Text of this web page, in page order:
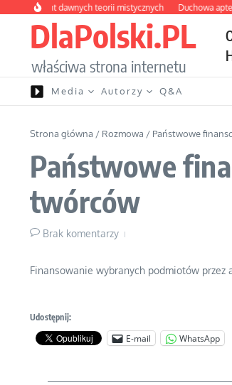
Przejdź do treści
labirynt dawnych teorii mistycznych Duchowa
DlaPolski.PL
właściwa strona internetu
Media Autorzy Q&A
Strona główna / Rozmowa / Państwowe
Państwowe
twórców
Brak komentarzy
Finansowanie wybranych podmiotów
Udostępnij:
E-mail WhatsApp